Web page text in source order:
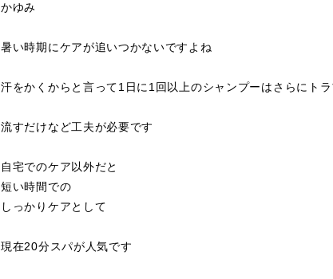
かゆみ
暑い時期にケアが追いつかないですよね
汗をかくからと言って1日に1回以上のシャンプーはさらにト
流すだけなど工夫が必要です
自宅でのケア以外だと
短い時間での
しっかりケアとして
現在20分スパが人気です